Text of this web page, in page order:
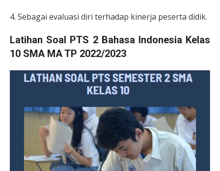
4. Sebagai evaluasi diri terhadap kinerja peserta didik.
Latihan Soal PTS 2 Bahasa Indonesia Kelas
10 SMA MA TP 2022/2023